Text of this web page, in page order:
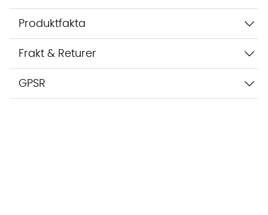
Produktfakta
Frakt & Returer
GPSR